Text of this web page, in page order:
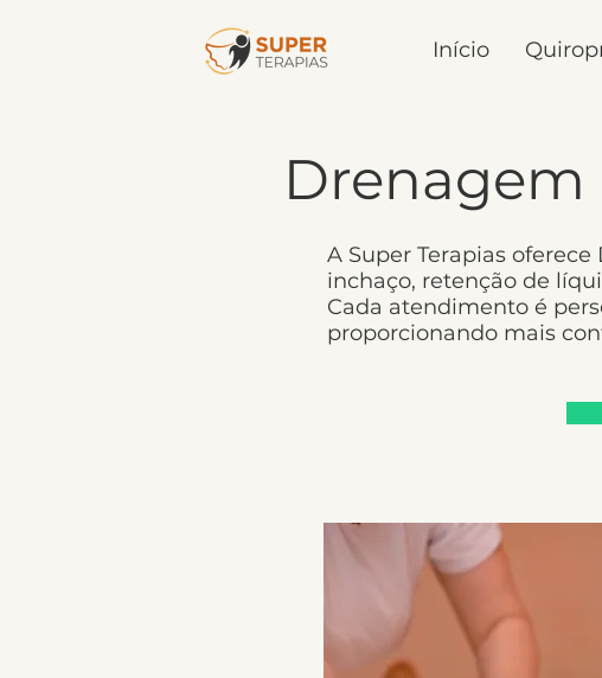
Início
Drenagem
A Super Terapias
inchaço, retenção de
Cada atendimento é
proporcionando mais